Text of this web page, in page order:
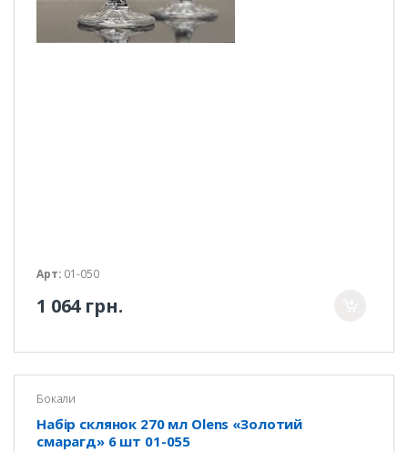
Арт: 01-050
1 064 грн.
Бокали
Набір склянок 270 мл Olens «Золотий
смарагд» 6 шт 01-055